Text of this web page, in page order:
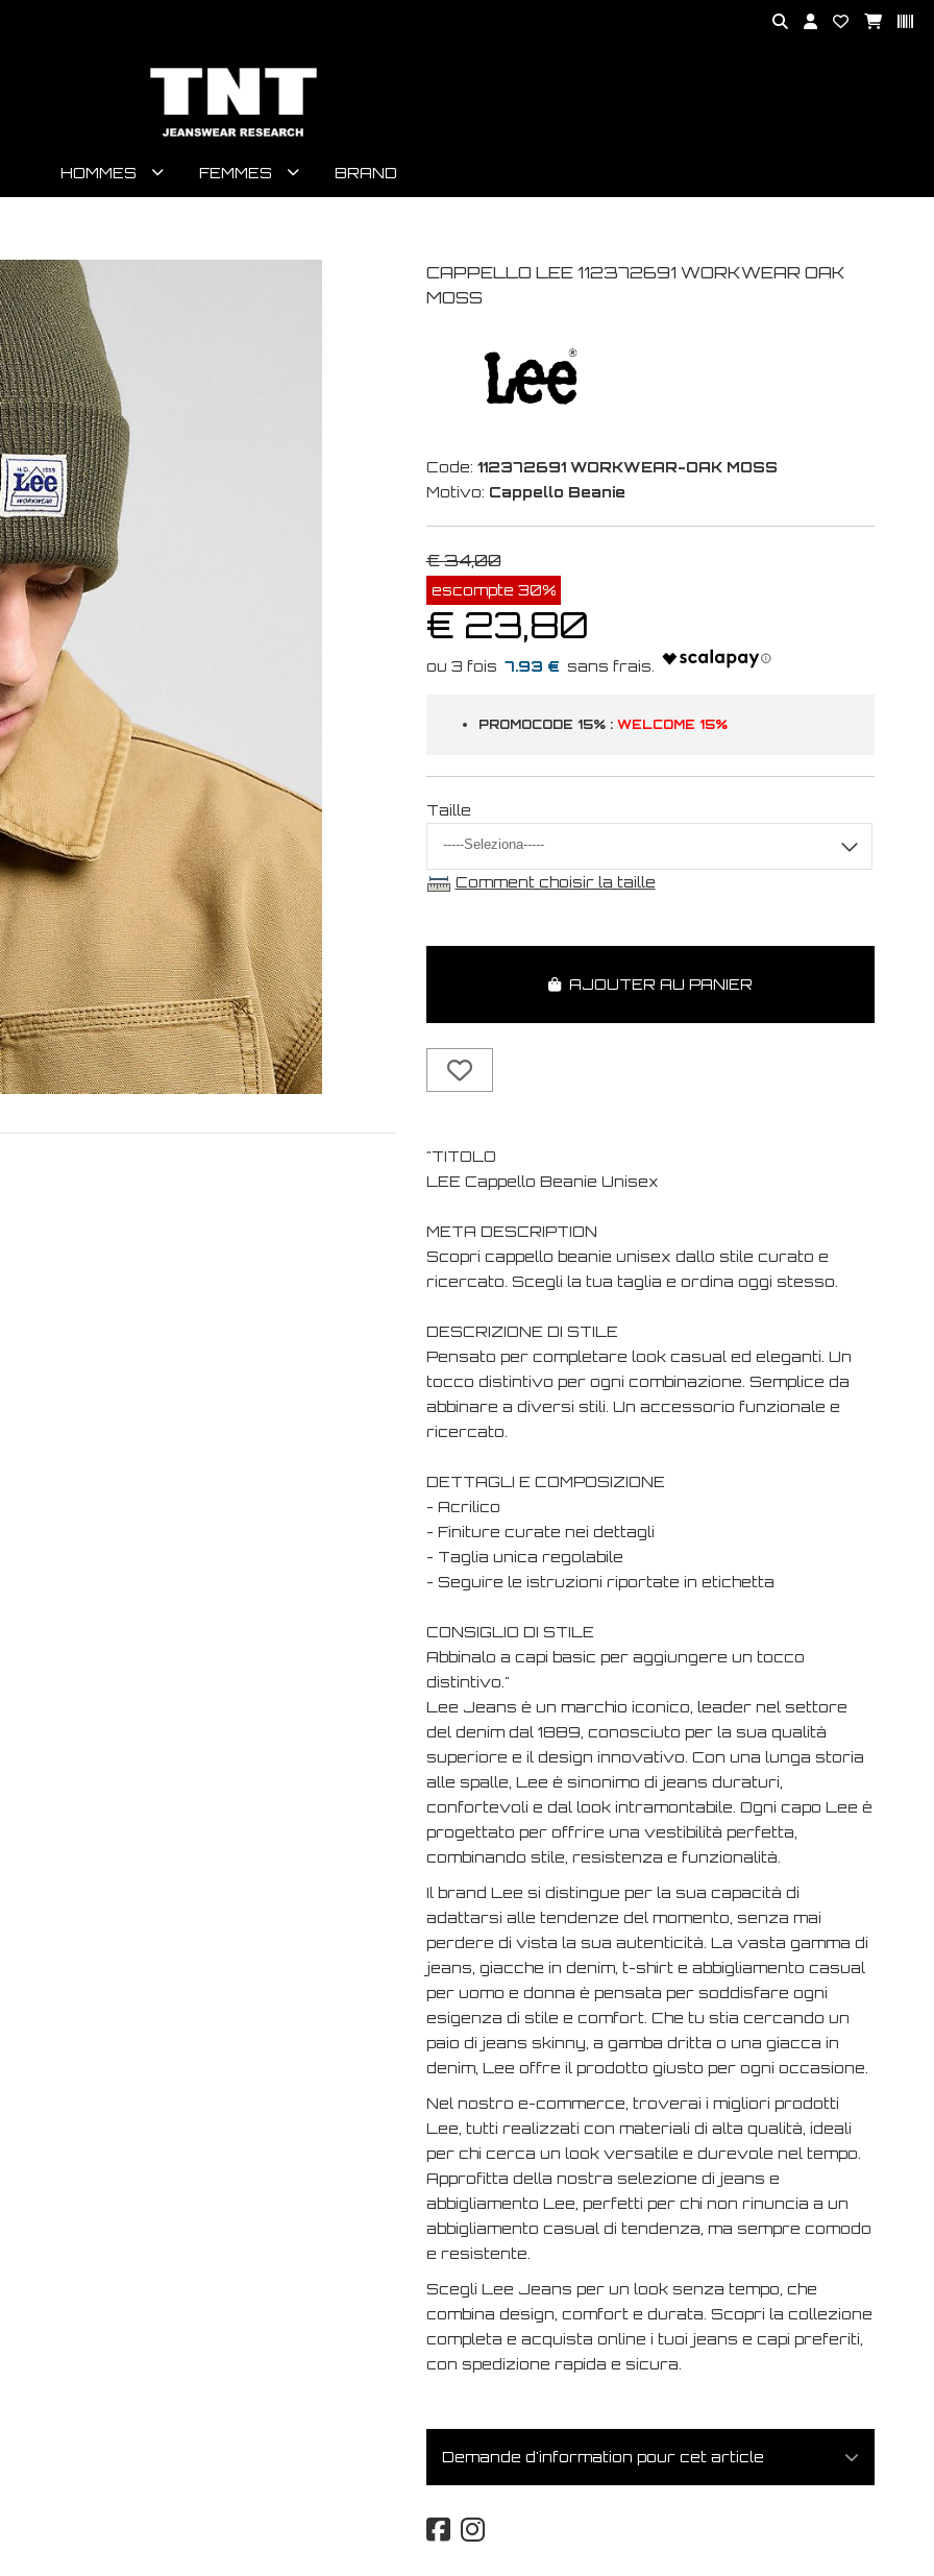
HOMMES FEMMES BRAND
CAPPELLO LEE 112372691 WORKWEAR OAK
MOSS
Code: 112372691 WORKWEAR-OAK MOSS
Motivo: Cappello Beanie
€ 34,00
escompte 30%
€ 23,80
7.93 €
PROMOCODE 15% : WELCOME 15%
Taille
Comment choisir la taille
AJOUTER AU PANIER
"TITOLO
LEE Cappello Beanie Unisex
META DESCRIPTION
Scopri cappello beanie unisex dallo stile curato e
ricercato. Scegli la tua taglia e ordina oggi stesso.
DESCRIZIONE DI STILE
Pensato per completare look casual ed eleganti. Un
tocco distintivo per ogni combinazione. Semplice da
abbinare a diversi stili. Un accessorio funzionale e
ricercato.
DETTAGLI E COMPOSIZIONE
- Acrilico
- Finiture curate nei dettagli
- Taglia unica regolabile
- Seguire le istruzioni riportate in etichetta
CONSIGLIO DI STILE
Abbinalo a capi basic per aggiungere un tocco
distintivo."
Lee Jeans è un marchio iconico, leader nel settore
del denim dal 1889, conosciuto per la sua qualità
superiore e il design innovativo. Con una lunga storia
alle spalle, Lee è sinonimo di jeans duraturi,
confortevoli e dal look intramontabile. Ogni capo Lee è
progettato per offrire una vestibilità perfetta,
combinando stile, resistenza e funzionalità.
Il brand Lee si distingue per la sua capacità di
adattarsi alle tendenze del momento, senza mai
perdere di vista la sua autenticità. La vasta gamma di
jeans, giacche in denim, t-shirt e abbigliamento casual
per uomo e donna è pensata per soddisfare ogni
esigenza di stile e comfort. Che tu stia cercando un
paio di jeans skinny, a gamba dritta o una giacca in
denim, Lee offre il prodotto giusto per ogni occasione.
Nel nostro e-commerce, troverai i migliori prodotti
Lee, tutti realizzati con materiali di alta qualità, ideali
per chi cerca un look versatile e durevole nel tempo.
Approfitta della nostra selezione di jeans e
abbigliamento Lee, perfetti per chi non rinuncia a un
abbigliamento casual di tendenza, ma sempre comodo
e resistente.
Scegli Lee Jeans per un look senza tempo, che
combina design, comfort e durata. Scopri la collezione
completa e acquista online i tuoi jeans e capi preferiti,
con spedizione rapida e sicura.
Demande d'information pour cet article